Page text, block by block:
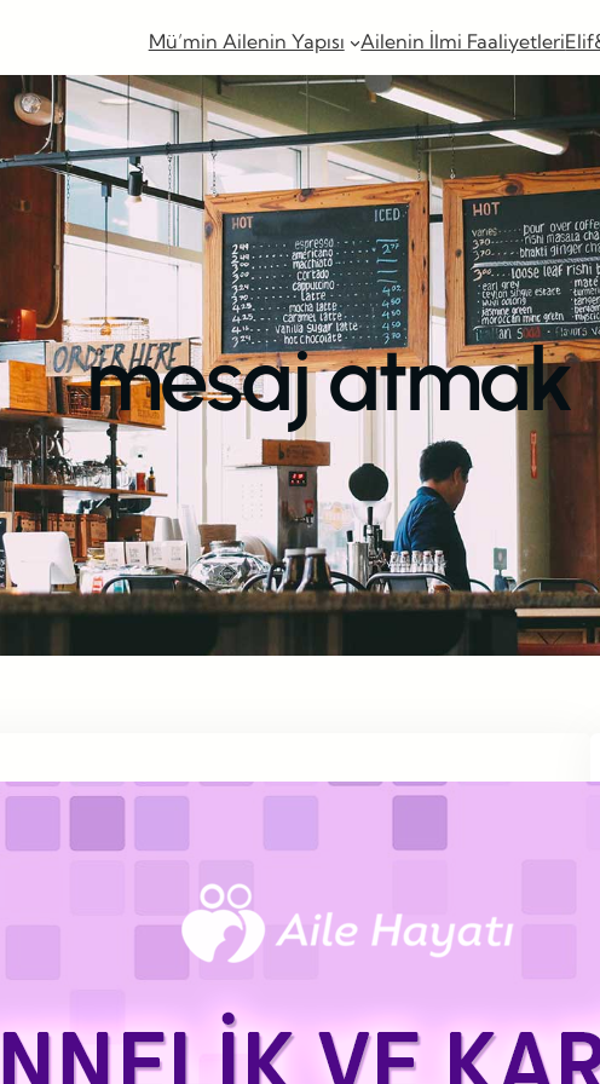
Mü’min Ailenin Yapısı Ailenin İlmi Faaliyetleri
mesaj atmak